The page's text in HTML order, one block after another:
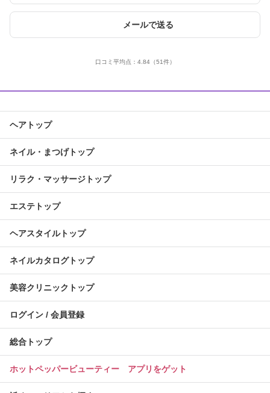
メールで送る
口コミ平均点： 4.84（51件）
ヘアトップ
ネイル・まつげトップ
リラク・マッサージトップ
エステトップ
ヘアスタイルトップ
ネイルカタログトップ
美容クリニックトップ
ログイン / 会員登録
総合トップ
ホットペッパービューティー アプリをゲット